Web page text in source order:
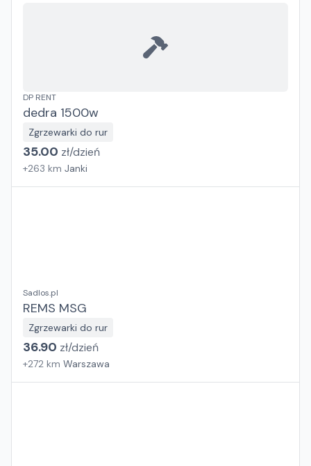
DP RENT
dedra 1500w
Zgrzewarki do rur
35.00 zł/dzień
+263 km Janki
Sadlos.pl
REMS MSG
Zgrzewarki do rur
36.90 zł/dzień
+272 km Warszawa